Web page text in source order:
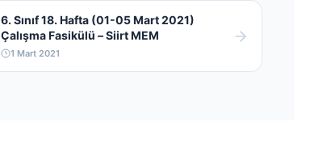
6. Sınıf 18. Hafta (01-05 Mart 2021)
Çalışma Fasikülü – Siirt MEM
1 Mart 2021